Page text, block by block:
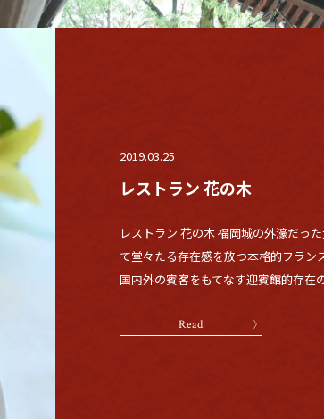
2019.03.25
レストラン 花の木
レストラン 花の木 福岡城の外濠だっ
て堂々たる存在感を放つ本格的フラン
国内外の賓客をもてなす迎賓館的存在
Read